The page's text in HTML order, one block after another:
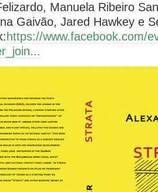
Manuela Ribeiro
Gaivão, Jared Hawkey e
https://www.facebook.com/